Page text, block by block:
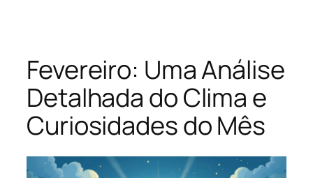
Fevereiro: Uma Análise
Detalhada do Clima e
Curiosidades do Mês